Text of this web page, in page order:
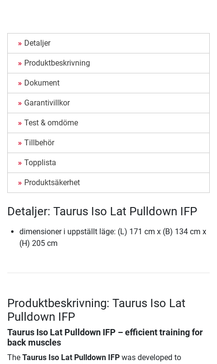
Detaljer
Produktbeskrivning
Dokument
Garantivillkor
Test & omdöme
Tillbehör
Topplista
Produktsäkerhet
Detaljer: Taurus Iso Lat Pulldown IFP
dimensioner i uppställt läge: (L) 171 cm x (B) 134 cm x
(H) 205 cm
Produktbeskrivning: Taurus Iso Lat
Pulldown IFP
Taurus Iso Lat Pulldown IFP – efficient training for
back muscles
The Taurus Iso Lat Pulldown IFP was developed to